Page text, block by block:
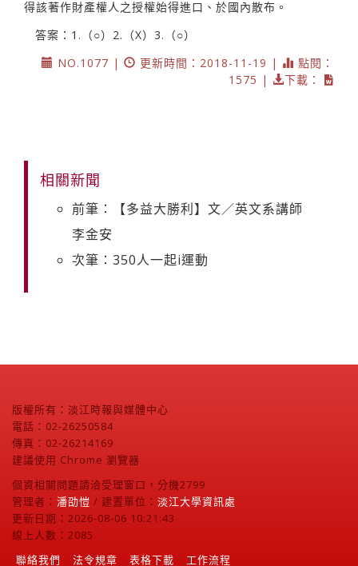
得該著作財產權人之授權始得進口、於國內散布。
答案：1.（○）2.（X）3.（○）
NO.1077 |
更新時間：2018-11-19 |
點閱：
1575 |
下載：
相關新聞
前筆：【多益大勝利】文／英文系講師
李金安
次筆：350人一起i運動
版權所有：淡江時報與媒體中心
電話：02-26250584
傳真：02-26214169
建議使用 Chrome 瀏覽器
個資相關問題請洽受理窗口，分機2799
管理者： 潘劭愷 / 建置單位： 淡江大學資訊處
更新日期：2026-08-06 10:21:43
線上人數：2085
聯絡我們
法令規章 表格下載 工作流程